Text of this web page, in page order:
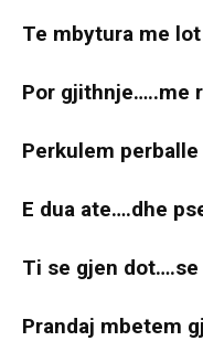
Te mbytura me
Por gjithnje…..me
Perkulem
E dua ate….dhe
Ti se gjen
Prandaj mbetem